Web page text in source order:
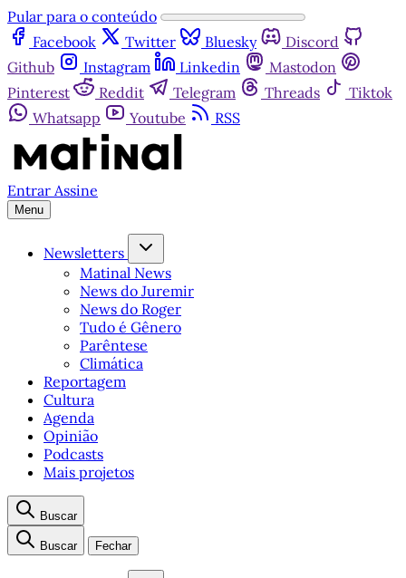
Pular para o conteúdo
Facebook
Twitter Bluesky
Discord
Github
Instagram Linkedin
Mastodon
Pinterest
Reddit Telegram Threads
Tiktok
Whatsapp
Youtube RSS
Entrar Assine
Menu
Newsletters
Matinal News
News do Juremir
News do Roger
Tudo é Gênero
Parêntese
Climática
Reportagem
Cultura
Agenda
Opinião
Podcasts
Mais projetos
Buscar
Buscar Fechar